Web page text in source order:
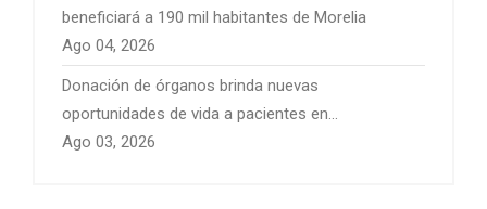
beneficiará a 190 mil habitantes de Morelia
Ago 04, 2026
Donación de órganos brinda nuevas
oportunidades de vida a pacientes en
Michoacán
Ago 03, 2026